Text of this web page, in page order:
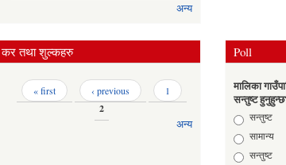
अन्य
कर तथा शुल्कहरु
Pages« first ‹ previous 1
2
अन्य
Poll
मालिका
सन्तुष्ट
Choices
सन्तुष्ट
सामान्य
सन्तुष्ट